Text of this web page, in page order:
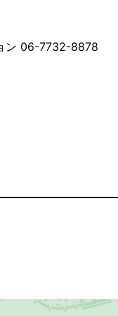
ン 06-7732-8878